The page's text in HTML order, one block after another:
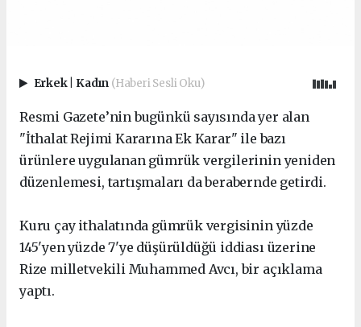
Erkek Kadın (Haberi Sesli Oku)
Resmi Gazete’nin bugünkü sayısında yer alan
"İthalat Rejimi Kararına Ek Karar" ile bazı
ürünlere uygulanan gümrük vergilerinin yeniden
düzenlemesi, tartışmaları da berabernde getirdi.
Kuru çay ithalatında gümrük vergisinin yüzde
145'yen yüzde 7'ye düşürüldüğü iddiası üzerine
Rize milletvekili Muhammed Avcı, bir açıklama
yaptı.